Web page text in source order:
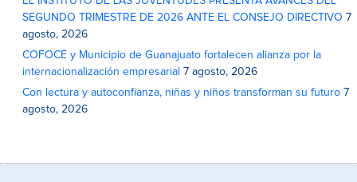
SEGUNDO TRIMESTRE DE 2026 ANTE EL CONSEJO DIRECTIVO 7
agosto, 2026
COFOCE y Municipio de Guanajuato fortalecen alianza por la
internacionalización empresarial 7 agosto, 2026
Con lectura y autoconfianza, niñas y niños transforman su futuro 7
agosto, 2026